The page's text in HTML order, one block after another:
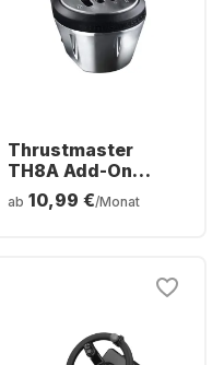
Thrustmaster
TH8A Add-On
Schaltknüppel
ab 10,99 €/Monat